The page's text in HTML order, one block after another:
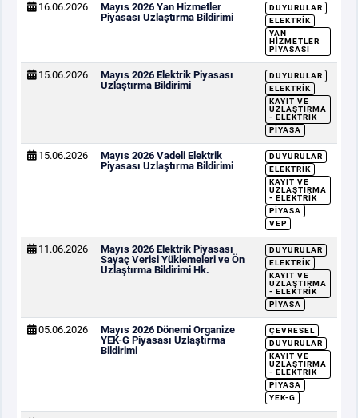
16.06.2026
Mayıs 2026 Yan Hizmetler
Piyasası Uzlaştırma Bildirimi
DUYURULAR
ELEKTRIK
YAN
HIZMETLER
PIYASASI
15.06.2026
Mayıs 2026 Elektrik Piyasası
Uzlaştırma Bildirimi
DUYURULAR
ELEKTRIK
KAYIT VE
UZLAŞTIRMA
- ELEKTRIK
PIYASA
15.06.2026
Mayıs 2026 Vadeli Elektrik
Piyasası Uzlaştırma Bildirimi
DUYURULAR
ELEKTRIK
KAYIT VE
UZLAŞTIRMA
- ELEKTRIK
PIYASA
VEP
11.06.2026
Mayıs 2026 Elektrik Piyasası
Sayaç Verisi Yüklemeleri ve Ön
Uzlaştırma Bildirimi Hk.
DUYURULAR
ELEKTRIK
KAYIT VE
UZLAŞTIRMA
- ELEKTRIK
PIYASA
05.06.2026
Mayıs 2026 Dönemi Organize
YEK-G Piyasası Uzlaştırma
Bildirimi
ÇEVRESEL
DUYURULAR
KAYIT VE
UZLAŞTIRMA
- ELEKTRIK
PIYASA
YEK-G